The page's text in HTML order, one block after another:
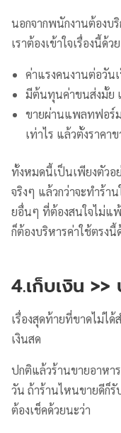
นอกจากพนักงานต้องบริ
เราต้องเข้าใจเรื่องนี้ด้วย
ค่าแรงคนงานต่อวัน
มีต้นทุนค่าขนส่งมั้ย
ขายผ่านแพลทฟอร์ม
เท่าไร แล้วตั้งราคาข
ทั้งหมดนี้เป็นเพียงตัวอ
จริงๆ แล้วกว่าจะทำร้า
ยอื่นๆ ที่ต้องสนใจไม่แพ้
ก็ต้องบริหารค่าใช้ตรงนี้
4.เก็บเงิน >>
เรื่องสุดท้ายที่ขาดไม่ได้
เงินสด
ปกติแล้วร้านขายอาหา
วัน ถ้าร้านไหนขายดีก็
ต้องเช็คด้วยนะว่า